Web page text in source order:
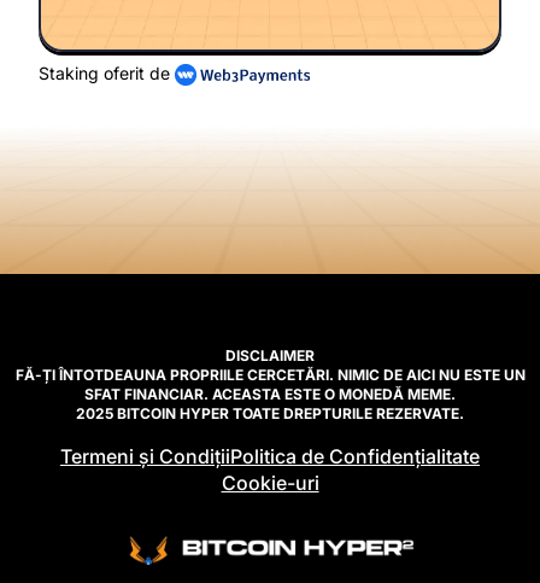
Staking oferit de
DISCLAIMER
FĂ-ȚI ÎNTOTDEAUNA PROPRIILE CERCETĂRI. NIMIC DE AICI NU ESTE UN
SFAT FINANCIAR. ACEASTA ESTE O MONEDĂ MEME.
2025 BITCOIN HYPER TOATE DREPTURILE REZERVATE.
Termeni și CondițiiPolitica de Confidențialitate
Cookie-uri